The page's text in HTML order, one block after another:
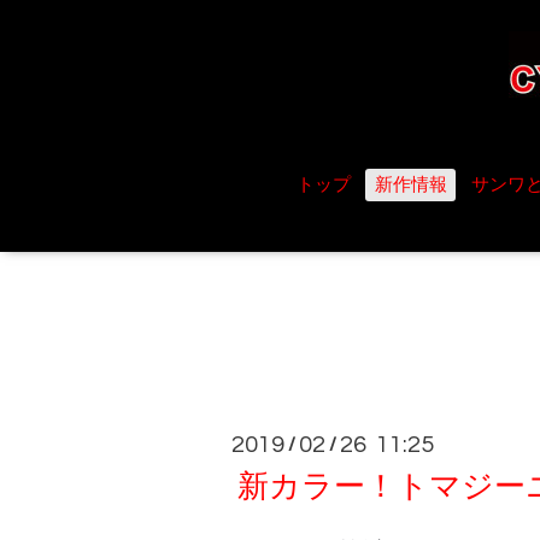
トップ 新作情報 サンワ
2019 / 02 / 26 11:25
新カラー！トマジー